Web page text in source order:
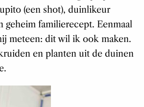
(een shot), duinlikeur
geheim familierecept. Eenmaal
meteen: dit wil ik ook maken.
en planten uit de duinen